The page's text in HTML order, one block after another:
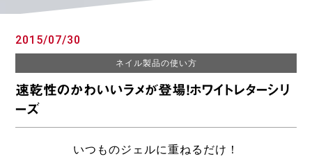
2015/07/30
ネイル製品の使い方
速乾性のかわいいラメが登場！ホワイトレターシリ
ーズ
いつものジェルに重ねるだけ！